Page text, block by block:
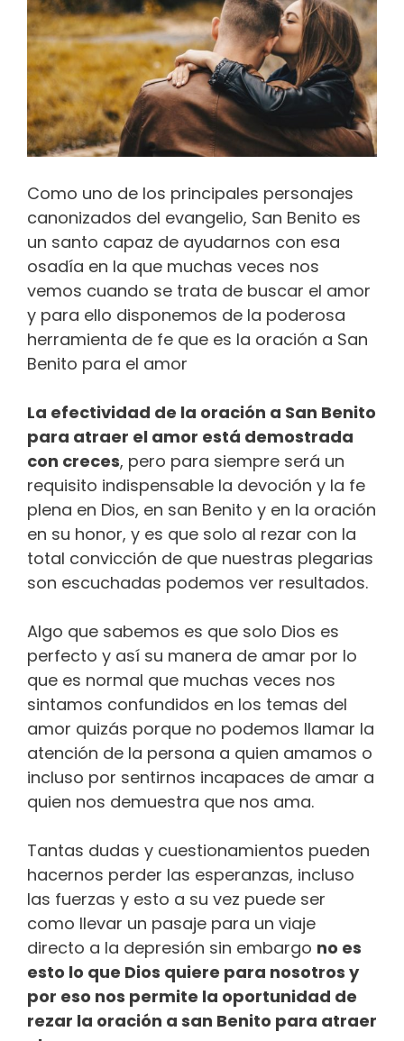
Como uno de los principales personajes
canonizados del evangelio, San Benito es
un santo capaz de ayudarnos con esa
osadía en la que muchas veces nos
vemos cuando se trata de buscar el amor
y para ello disponemos de la poderosa
herramienta de fe que es la oración a San
Benito para el amor
La efectividad de la oración a San Benito
para atraer el amor está demostrada
con creces, pero para siempre será un
requisito indispensable la devoción y la fe
plena en Dios, en san Benito y en la oración
en su honor, y es que solo al rezar con la
total convicción de que nuestras plegarias
son escuchadas podemos ver resultados.
Algo que sabemos es que solo Dios es
perfecto y así su manera de amar por lo
que es normal que muchas veces nos
sintamos confundidos en los temas del
amor quizás porque no podemos llamar la
atención de la persona a quien amamos o
incluso por sentirnos incapaces de amar a
quien nos demuestra que nos ama.
Tantas dudas y cuestionamientos pueden
hacernos perder las esperanzas, incluso
las fuerzas y esto a su vez puede ser
como llevar un pasaje para un viaje
directo a la depresión sin embargo no es
esto lo que Dios quiere para nosotros y
por eso nos permite la oportunidad de
rezar la oración a san Benito para atraer